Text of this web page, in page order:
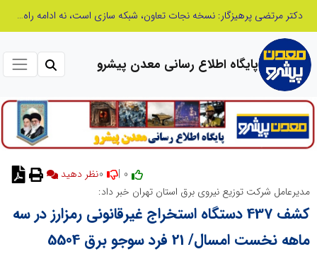
دکتر مرتضی پرهیزگار: نسخه نجات تعاون، شبکه سازی است، نه ادامه راه قدیم
پایگاه اطلاع رسانی معدن پیشرو
نظر دهید
مدیرعامل شرکت توزیع نیروی برق استان تهران خبر داد:
کشف 437 دستگاه استخراج غیرقانونی رمزارز در سه
ماهه نخست امسال/ 21 فرد سوجو برق 5504